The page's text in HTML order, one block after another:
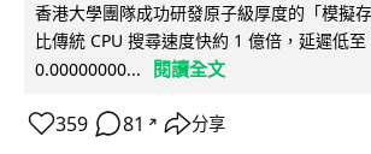
香港大學團隊成功研發原子級厚度的「模擬
比傳統 CPU 搜尋速度快約 1 億倍，延遲低
0.00000000...
閱讀全文
359 81 ↗ 分享